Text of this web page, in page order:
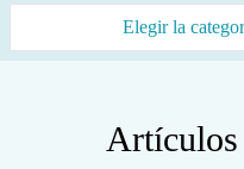
Artículos